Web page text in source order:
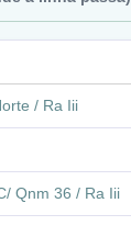
/ Ra Iii
Qnm 36 / Ra Iii